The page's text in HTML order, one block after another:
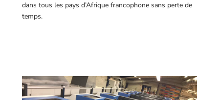
dans tous les pays d’Afrique francophone sans perte de
temps.